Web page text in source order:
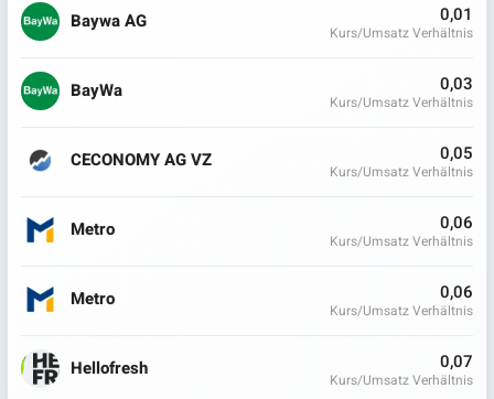
Baywa AG
0,01
Kurs/Umsatz Verhältnis
BayWa 0,03
Kurs/Umsatz Verhältnis
CECONOMY AG VZ 0,05
Kurs/Umsatz Verhältnis
Metro 0,06
Kurs/Umsatz Verhältnis
Metro 0,06
Kurs/Umsatz Verhältnis
Hellofresh 0,07
Kurs/Umsatz Verhältnis